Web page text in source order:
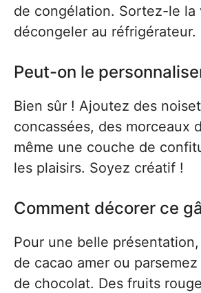
de congélation. Sortez-le la
décongeler au réfrigérateur.
Peut-on le
Bien sûr ! Ajoutez des
concassées, des morceaux
même une couche de
les plaisirs. Soyez créatif !
Comment décorer ce
Pour une belle
de cacao amer ou
de chocolat. Des fruits